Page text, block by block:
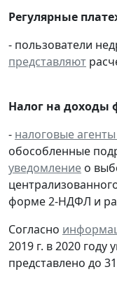
Регулярные
- пользователи
представляют
Налог на доходы
- налоговые
обособленные
уведомление о
форме 2-НДФЛ и
Согласно
2019 г. в 2020
представлено до